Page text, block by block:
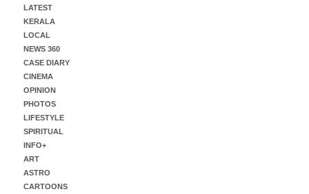
LATEST
KERALA
LOCAL
NEWS 360
CASE DIARY
CINEMA
OPINION
PHOTOS
LIFESTYLE
SPIRITUAL
INFO+
ART
ASTRO
CARTOONS